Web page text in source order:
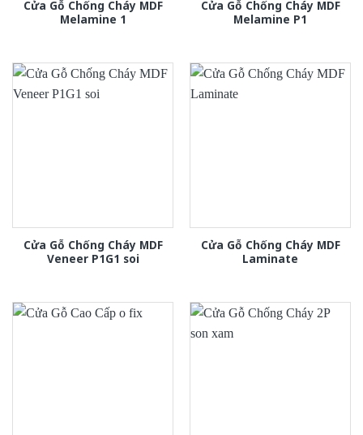
Cửa Gỗ Chống Cháy MDF
Melamine 1
Cửa Gỗ Chống Cháy MDF
Melamine P1
Cửa Gỗ Chống Cháy MDF
Veneer P1G1 soi
Cửa Gỗ Chống Cháy MDF
Laminate